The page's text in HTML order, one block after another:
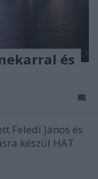
és
Feledi János és
készül HAT